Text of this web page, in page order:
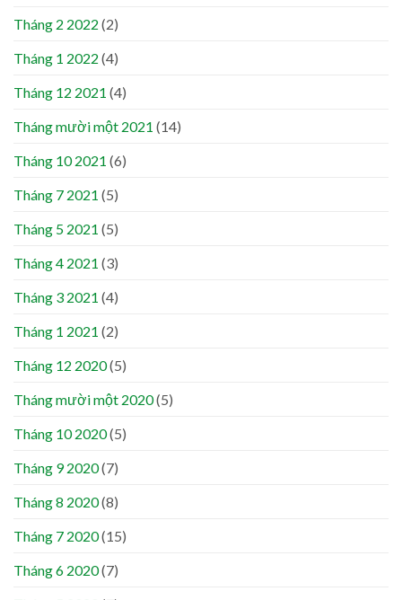
Tháng 2 2022 (2)
Tháng 1 2022 (4)
Tháng 12 2021 (4)
Tháng mười một 2021 (14)
Tháng 10 2021 (6)
Tháng 7 2021 (5)
Tháng 5 2021 (5)
Tháng 4 2021 (3)
Tháng 3 2021 (4)
Tháng 1 2021 (2)
Tháng 12 2020(5)
Tháng mười một 2020(5)
Tháng 10 2020(5)
Tháng 9 2020(7)
Tháng 8 2020(8)
Tháng 7 2020(15)
Tháng 6 2020(7)